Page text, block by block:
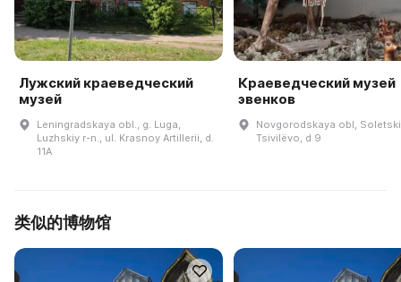
Лужский краеведческий
музей
Leningradskaya obl., g. Luga,
Luzhskiy r-n., ul. Krasnoy Artillerii, d.
11A
Краеведческий музей
эвенков
Novgorodskaya obl,
Tsivilëvo, d 9
类似的博物馆